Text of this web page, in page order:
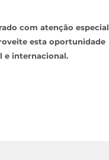
com atenção especial
esta oportunidade
e internacional.